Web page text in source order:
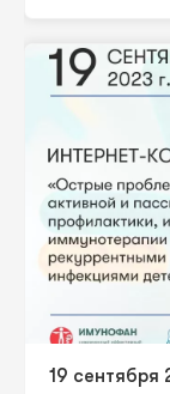
специалисты
медицинской
19 сентября